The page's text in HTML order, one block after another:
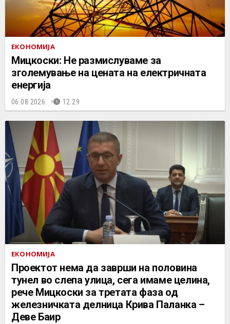
ЕКОНОМИЈА
Мицкоски: Не размислуваме за
зголемување на цената на електричната
енергија
06.08.2026. 12:29
ЕКОНОМИЈА
Проектот нема да заврши на половина
тунел во слепа улица, сега имаме целина,
рече Мицкоски за третата фаза од
железничката делница Крива Паланка –
Деве Баир